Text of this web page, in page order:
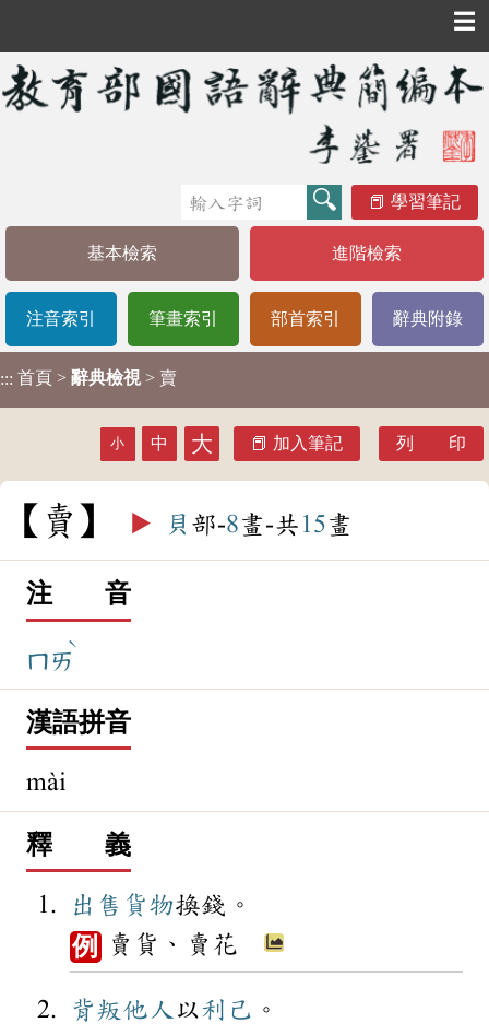
☰
學習筆記
基本檢索 進階檢索
注音索引 筆畫索引 部首索引 辭典附錄
::: 首頁 > 辭典檢視 > 賣
小 中 大 加入筆記 列 印
賣 ▶️ 貝 部-8畫-共 15畫
注 音
ㄇㄞ
ˋ
漢語拼音
mài
釋 義
出售 貨物換錢。
例 賣貨、賣花
背叛他人 以利己 。